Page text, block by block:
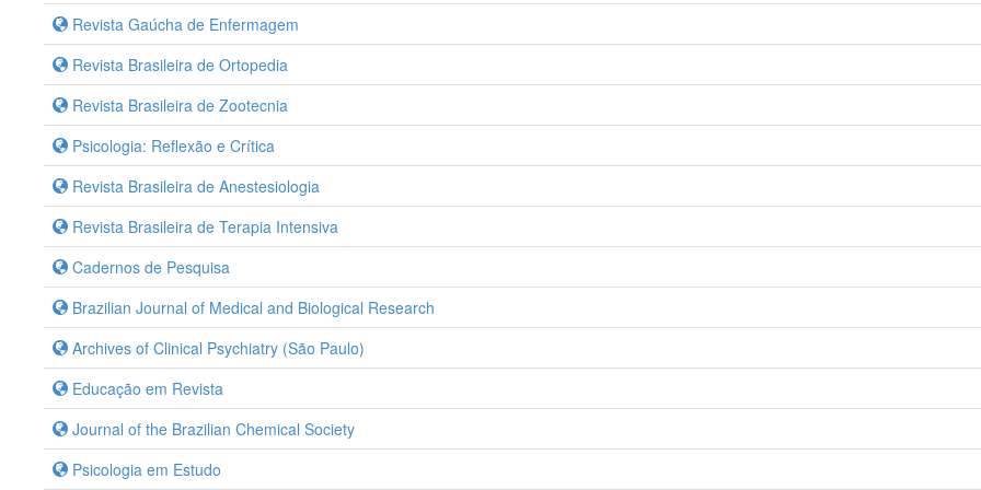
Revista Gaúcha de Enfermagem
Revista Brasileira de Ortopedia
Revista Brasileira de Zootecnia
Psicologia: Reflexão e Crítica
Revista Brasileira de Anestesiologia
Revista Brasileira de Terapia Intensiva
Cadernos de Pesquisa
Brazilian Journal of Medical and Biological Research
Archives of Clinical Psychiatry (São Paulo)
Educação em Revista
Journal of the Brazilian Chemical Society
Psicologia em Estudo